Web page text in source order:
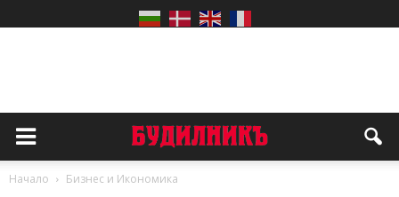
Начало Бизнес и Икономика